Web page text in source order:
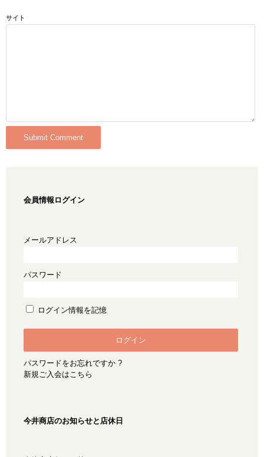
サイト
会員情報ログイン
メールアドレス
パスワード
ログイン情報を記憶
パスワードをお忘れですか ?
新規ご入会はこちら
今井商店のお知らせと店休日